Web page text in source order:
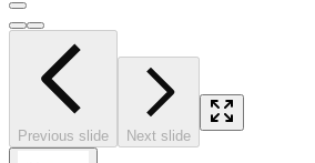
Previous slide Next slide